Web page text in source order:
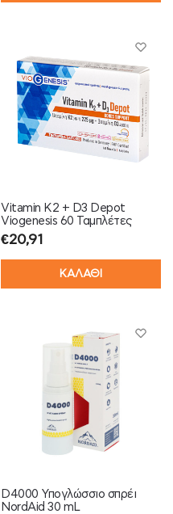
Vitamin K2 + D3 Depot
Viogenesis 60 Ταμπλέτες
€20,91
ΚΑΛΑΘΙ
D4000 Υπογλώσσιο σπρέι
NordAid 30 mL